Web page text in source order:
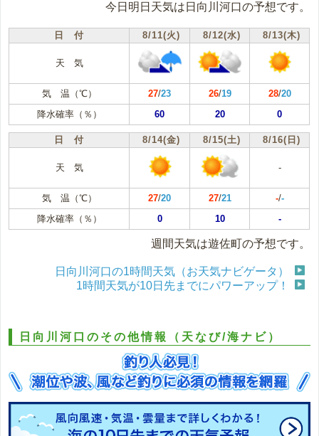
今日明日天気は日向川河口の予想です。
日 付 8/11(火) 8/12(水) 8/13(木)
天 気
気 温（℃） 27/23 26/19 28/20
降水確率（％）
60 20 0
日 付 8/14(金) 8/15(土) 8/16(日)
天 気 -
気 温（℃） 27/20 27/21 -/-
降水確率（％）
0 10 -
週間天気は遊佐町の予想です。
日向川河口の1時間天気（お天気ナビゲータ）
1時間天気が10日先までにパワーアップ！
日向川河口のその他情報（天なび/海ナビ）